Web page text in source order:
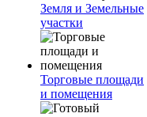
Земля и Земельные
участки
Торговые площади
и помещения